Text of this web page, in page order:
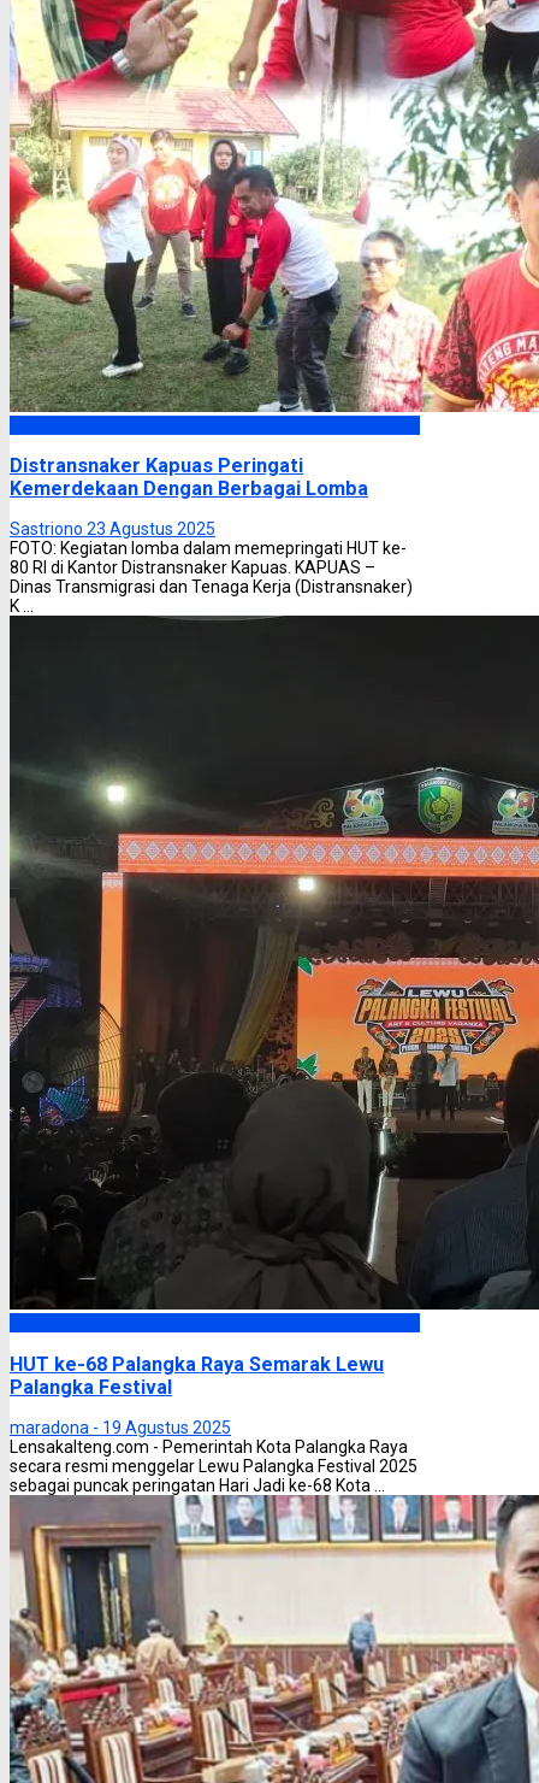
Distransnaker Kapuas Peringati
Kemerdekaan Dengan Berbagai Lomba
Sastriono 23 Agustus 2025
FOTO: Kegiatan lomba dalam memepringati HUT ke-
80 RI di Kantor Distransnaker Kapuas. KAPUAS –
Dinas Transmigrasi dan Tenaga Kerja (Distransnaker)
K ...
HUT ke-68 Palangka Raya Semarak Lewu
Palangka Festival
maradona - 19 Agustus 2025
Lensakalteng.com - Pemerintah Kota Palangka Raya
secara resmi menggelar Lewu Palangka Festival 2025
sebagai puncak peringatan Hari Jadi ke-68 Kota ...